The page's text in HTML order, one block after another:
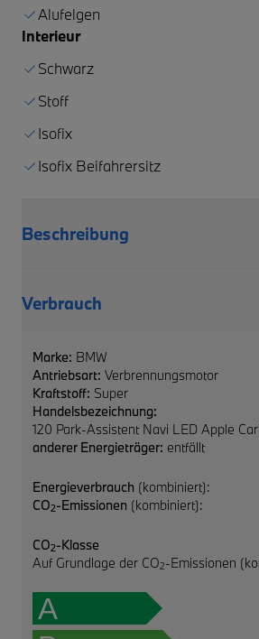
Alufelgen
Interieur
Schwarz
Stoff
Isofix
Isofix Beifahrersitz
Beschreibung
Verbrauch
Marke: BMW
Antriebsart: Verbrennungsmotor
Kraftstoff: Super
Handelsbezeichnung:
120 Park-Assistent Navi LED Apple
anderer Energieträger: entfällt
Energieverbrauch (kombiniert):
CO2-Emissionen (kombiniert):
CO2-Klasse
Auf Grundlage der CO2-Emissionen
A